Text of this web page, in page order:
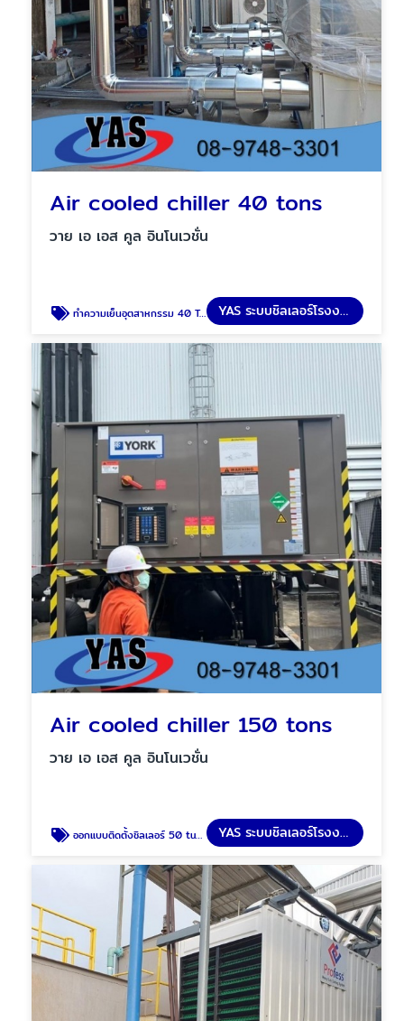
Air cooled chiller 40 tons
วาย เอ เอส คูล อินโนเวชั่น
ทำความเย็นอุตสาหกรรม 40 Ton Air Cooled Water Chiller YAS ระบบชิลเลอร์โรงงาน
Air cooled chiller 150 tons
วาย เอ เอส คูล อินโนเวชั่น
ออกแบบติดตั้งชิลเลอร์ 50 tuns YAS ระบบชิลเลอร์โรงงาน